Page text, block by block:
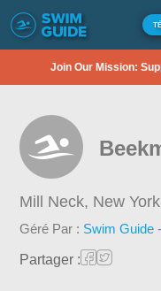
Join Our Mission:
Mill Neck, New York
Géré Par : Swim Guide
Partager :